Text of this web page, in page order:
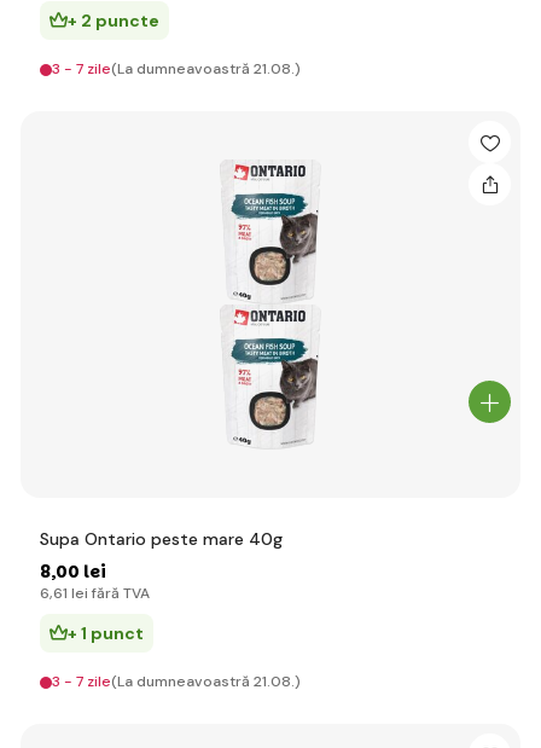
+ 2 puncte
3 - 7 zile(La dumneavoastră 21.08.)
Supa Ontario peste mare 40g
8,00 lei
6,61 lei fără TVA
+ 1 punct
3 - 7 zile(La dumneavoastră 21.08.)